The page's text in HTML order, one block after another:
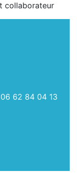
collaborateur
06 62 84 04 13